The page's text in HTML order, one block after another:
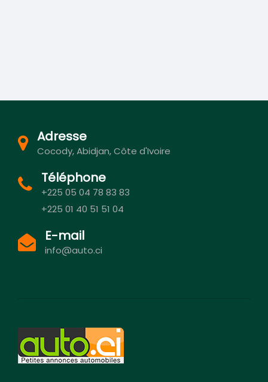
Adresse
Cocody, Abidjan, Côte d'Ivoire
Téléphone
+225 05 04 78 83 83
+225 01 40 51 51 04
E-mail
info@auto.ci